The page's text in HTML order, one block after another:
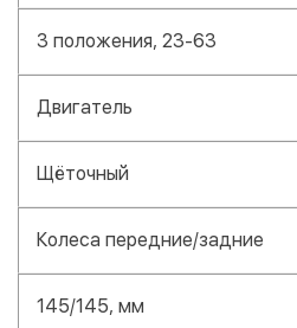
3 положения, 23-63
Двигатель
Щёточный
Колеса передние/задние
145/145, мм